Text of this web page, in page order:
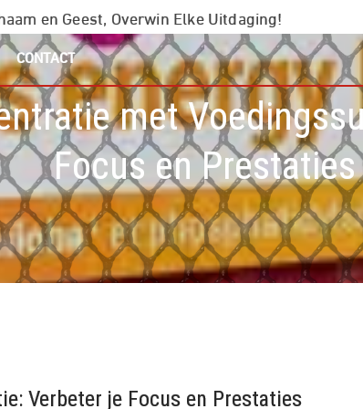
en Geest, Overwin Elke Uitdaging!
CONTACT
met
Focus en Prestaties
Verbeter je Focus en Prestaties